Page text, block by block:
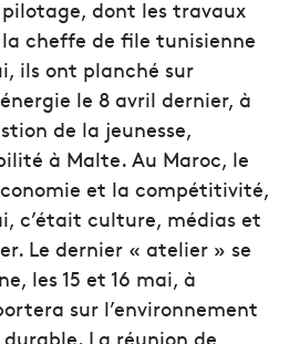
dont les travaux
cheffe de file tunisienne
ils ont planché sur
le 8 avril dernier, à
de la jeunesse,
à Malte. Au Maroc, le
et la compétitivité,
c’était culture, médias et
Le dernier « atelier » se
les 15 et 16 mai, à
sur l’environnement
La réunion de